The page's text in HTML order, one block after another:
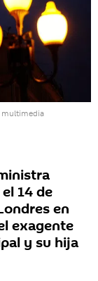
multimedia
14 de
en
exagente
y su hija